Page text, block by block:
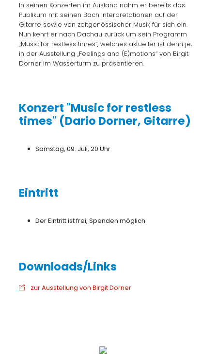
In seinen Konzerten im Ausland nahm er bereits das
Publikum mit seinen Bach Interpretationen auf der
Gitarre sowie von zeitgenössischer Musik für sich ein.
Nun kehrt er nach Dachau zurück um sein Programm
„Music for restless times“, welches aktueller ist denn je,
in der Ausstellung „Feelings and (E)motions“ von Birgit
Dorner im Wasserturm zu präsentieren.
Konzert "Music for restless
times" (Dario Dorner, Gitarre)
Samstag, 09. Juli, 20 Uhr
Eintritt
Der Eintritt ist frei, Spenden möglich
zur Ausstellung von Birgit Dorner